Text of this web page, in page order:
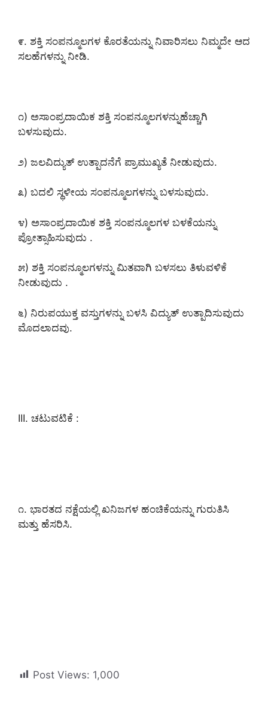
೯. ಶಕ್ತಿ ಸಂಪನ್ಮೂಲಗಳ ಕೊರತೆಯನ್ನು ನಿವಾರಿಸಲು ನಿಮ್ಮದೇ ಆದ
ಸಲಹೆಗಳನ್ನು ನೀಡಿ.
೧) ಅಸಾಂಪ್ರದಾಯಿಕ ಶಕ್ತಿ ಸಂಪನ್ಮೂಲಗಳನ್ನುಹೆಚ್ಚಾಗಿ
ಬಳಸುವುದು.
೨) ಜಲವಿದ್ಯುತ್ ಉತ್ಪಾದನೆಗೆ ಪ್ರಾಮುಖ್ಯತೆ ನೀಡುವುದು.
೩) ಬದಲಿ ಸ್ಥಳೀಯ ಸಂಪನ್ಮೂಲಗಳನ್ನು ಬಳಸುವುದು.
೪) ಅಸಾಂಪ್ರದಾಯಿಕ ಶಕ್ತಿ ಸಂಪನ್ಮೂಲಗಳ ಬಳಕೆಯನ್ನು
ಪ್ರೋತ್ಸಾಹಿಸುವುದು .
೫) ಶಕ್ತಿ ಸಂಪನ್ಮೂಲಗಳನ್ನು ಮಿತವಾಗಿ ಬಳಸಲು ತಿಳುವಳಿಕೆ
ನೀಡುವುದು .
೬) ನಿರುಪಯುಕ್ತ ವಸ್ತುಗಳನ್ನು ಬಳಸಿ ವಿದ್ಯುತ್ ಉತ್ಪಾದಿಸುವುದು
ಮೊದಲಾದವು.
III. ಚಟುವಟಿಕೆ :
೧. ಭಾರತದ ನಕ್ಷೆಯಲ್ಲಿ ಖನಿಜಗಳ ಹಂಚಿಕೆಯನ್ನು ಗುರುತಿಸಿ
ಮತ್ತು ಹೆಸರಿಸಿ.
Post Views: 1,000